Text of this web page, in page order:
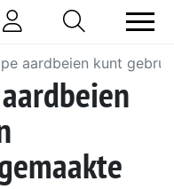
aardbeien kunt